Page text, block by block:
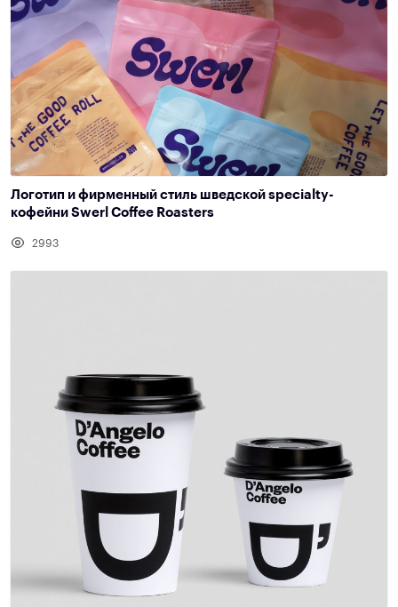
Логотип и фирменный стиль шведской specialty-
кофейни Swerl Coffee Roasters
2993